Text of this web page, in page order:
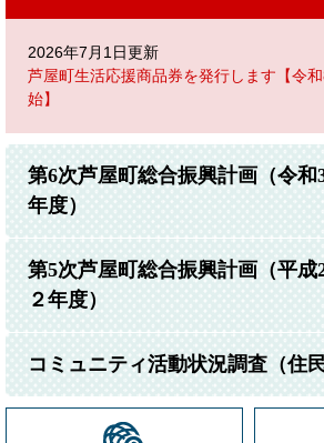
2026年7月1日更新
芦屋町生活応援商品券を発行します【令
始】
第6次芦屋町総合振興計画（令和
年度）
第5次芦屋町総合振興計画（平成
２年度）
コミュニティ活動状況調査（住